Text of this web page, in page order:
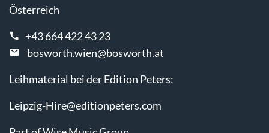
Österreich
+43 664 422 43 23
bosworth.wien@bosworth.at
Leihmaterial bei der Edition Peters:
Leipzig-Hire@editionpeters.com